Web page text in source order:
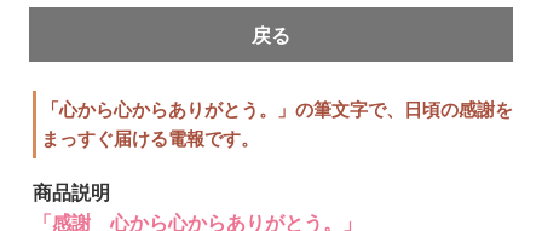
「心から心からありがとう。」の筆文字で、日頃の感謝を
まっすぐ届ける電報です。
商品説明
「感謝 心から心からありがとう。」
戻る